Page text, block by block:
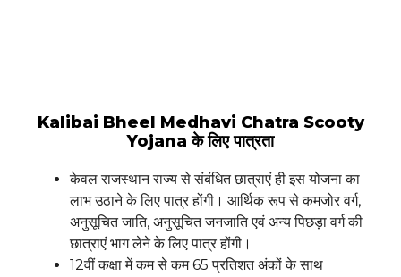
Kalibai Bheel Medhavi Chatra Scooty
Yojana के लिए पात्रता
केवल राजस्थान राज्य से संबंधित छात्राएं ही इस योजना का
लाभ उठाने के लिए पात्र होंगी। आर्थिक रूप से कमजोर वर्ग,
अनुसूचित जाति, अनुसूचित जनजाति एवं अन्य पिछड़ा वर्ग की
छात्राएं भाग लेने के लिए पात्र होंगी।
12वीं कक्षा में कम से कम 65 प्रतिशत अंकों के साथ